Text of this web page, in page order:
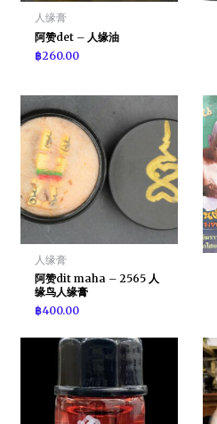
人缘膏
阿赞det – 人缘油
฿260.00
人缘膏
阿赞dit maha – 2565 人
缘鸟人缘膏
฿400.00